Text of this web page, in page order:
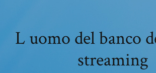
L uomo del banco
streaming